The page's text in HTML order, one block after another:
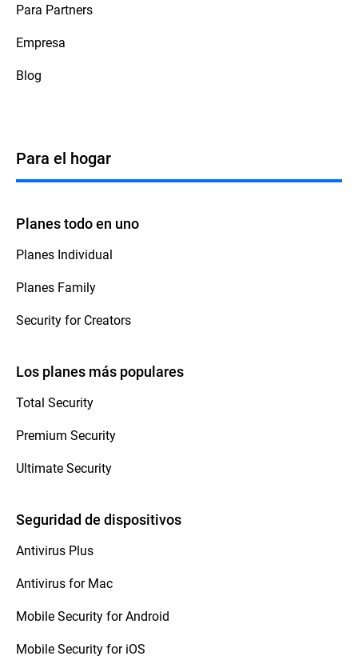
Para Partners
Empresa
Blog
Para el hogar
Planes todo en uno
Planes Individual
Planes Family
Security for Creators
Los planes más populares
Total Security
Premium Security
Ultimate Security
Seguridad de dispositivos
Antivirus Plus
Antivirus for Mac
Mobile Security for Android
Mobile Security for iOS